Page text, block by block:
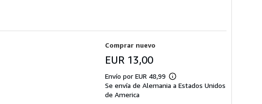
Comprar nuevo
EUR 13,00
Envío por EUR 48,99
Más
información
Se envía de Alemania a Estados Unidos
de America